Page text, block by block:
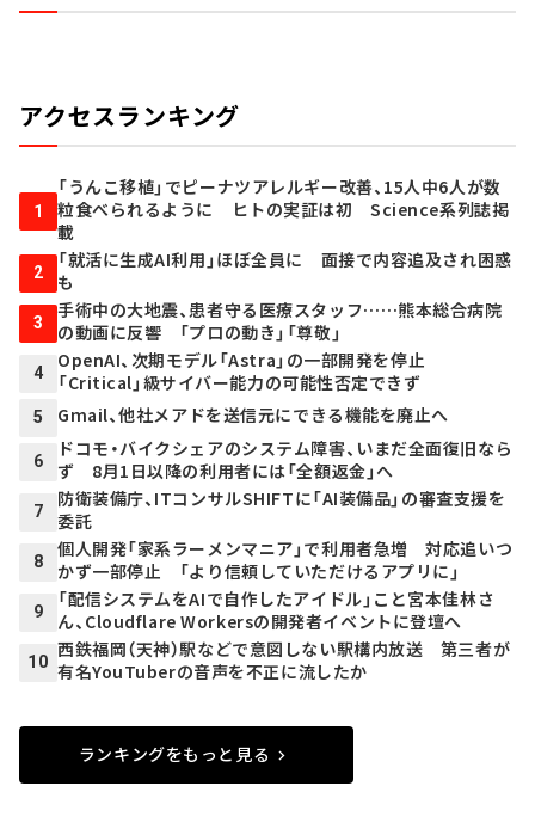
アクセスランキング
1
「うんこ移植」でピーナツアレルギー改善、15人中6人が数
粒食べられるように ヒトの実証は初 Science系列誌掲
載
2
「就活に生成AI利用」ほぼ全員に 面接で内容追及され困惑
も
3
手術中の大地震、患者守る医療スタッフ……熊本総合病院
の動画に反響 「プロの動き」「尊敬」
4
OpenAI、次期モデル「Astra」の一部開発を停止
「Critical」級サイバー能力の可能性否定できず
5 Gmail、他社メアドを送信元にできる機能を廃止へ
6
ドコモ・バイクシェアのシステム障害、いまだ全面復旧なら
ず 8月1日以降の利用者には「全額返金」へ
7
防衛装備庁、ITコンサルSHIFTに「AI装備品」の審査支援を
委託
8
個人開発「家系ラーメンマニア」で利用者急増 対応追いつ
かず一部停止 「より信頼していただけるアプリに」
9
「配信システムをAIで自作したアイドル」こと宮本佳林さ
ん、Cloudflare Workersの開発者イベントに登壇へ
10
西鉄福岡（天神）駅などで意図しない駅構内放送 第三者が
有名YouTuberの音声を不正に流したか
ランキングをもっと見る